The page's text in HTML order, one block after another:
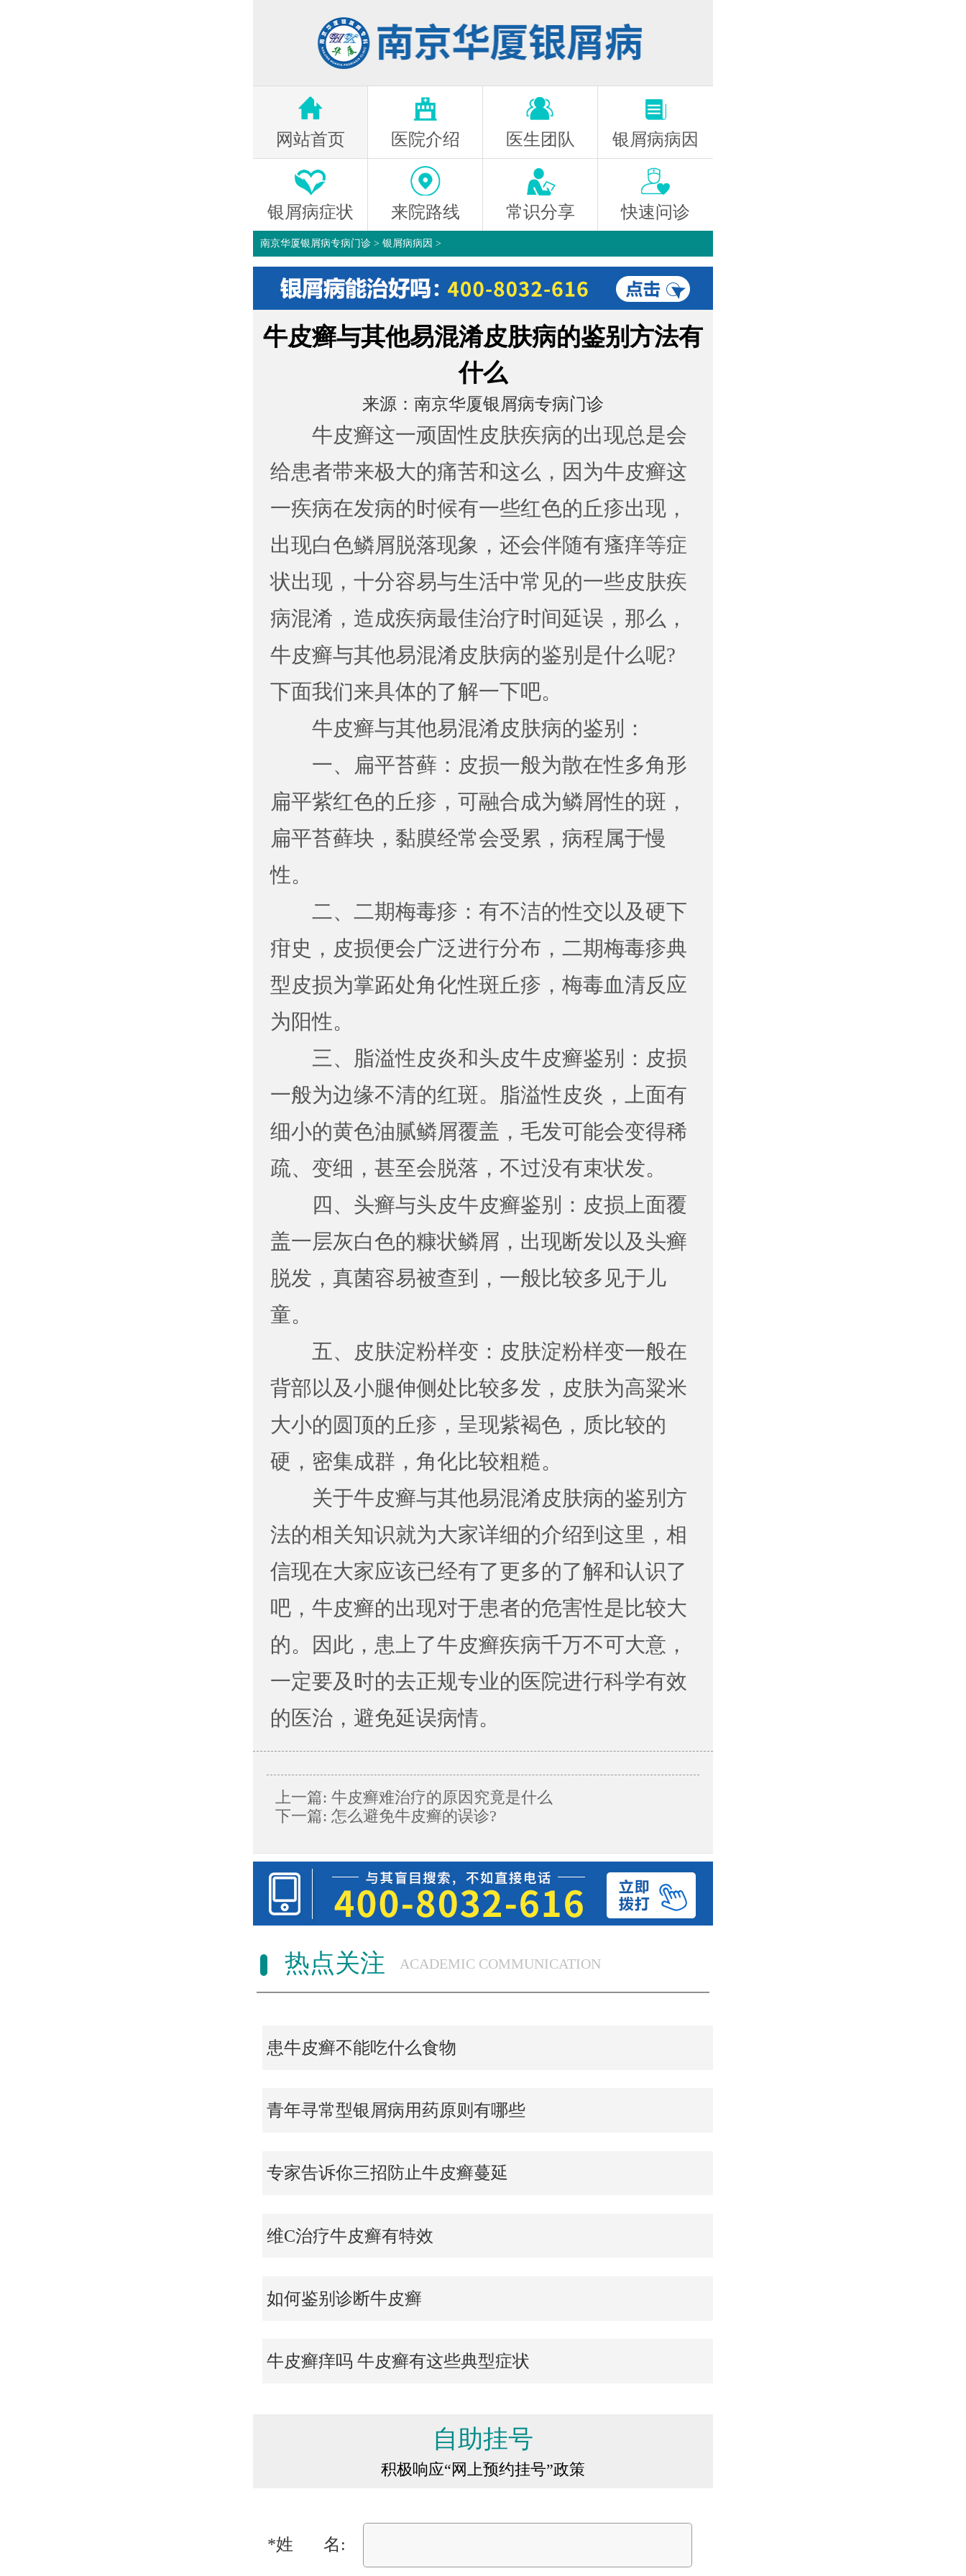
网站首页 医院介绍 医生团队 银屑病病因
银屑病症状 来院路线 常识分享 快速问诊
南京华厦银屑病专病门诊 > 银屑病病因 >
牛皮癣与其他易混淆皮肤病的鉴别方法有
什么
来源： 南京华厦银屑病专病门诊
牛皮癣这一顽固性皮肤疾病的出现总是会
给患者带来极大的痛苦和这么，因为牛皮癣这
一疾病在发病的时候有一些红色的丘疹出现，
出现白色鳞屑脱落现象，还会伴随有瘙痒等症
状出现，十分容易与生活中常见的一些皮肤疾
病混淆，造成疾病最佳治疗时间延误，那么，
牛皮癣与其他易混淆皮肤病的鉴别是什么呢?
下面我们来具体的了解一下吧。
牛皮癣与其他易混淆皮肤病的鉴别：
一、扁平苔藓：皮损一般为散在性多角形
扁平紫红色的丘疹，可融合成为鳞屑性的斑，
扁平苔藓块，黏膜经常会受累，病程属于慢
性。
二、二期梅毒疹：有不洁的性交以及硬下
疳史，皮损便会广泛进行分布，二期梅毒疹典
型皮损为掌跖处角化性斑丘疹，梅毒血清反应
为阳性。
三、脂溢性皮炎和头皮牛皮癣鉴别：皮损
一般为边缘不清的红斑。脂溢性皮炎，上面有
细小的黄色油腻鳞屑覆盖，毛发可能会变得稀
疏、变细，甚至会脱落，不过没有束状发。
四、头癣与头皮牛皮癣鉴别：皮损上面覆
盖一层灰白色的糠状鳞屑，出现断发以及头癣
脱发，真菌容易被查到，一般比较多见于儿
童。
五、皮肤淀粉样变：皮肤淀粉样变一般在
背部以及小腿伸侧处比较多发，皮肤为高粱米
大小的圆顶的丘疹，呈现紫褐色，质比较的
硬，密集成群，角化比较粗糙。
关于牛皮癣与其他易混淆皮肤病的鉴别方
法的相关知识就为大家详细的介绍到这里，相
信现在大家应该已经有了更多的了解和认识了
吧，牛皮癣的出现对于患者的危害性是比较大
的。因此，患上了牛皮癣疾病千万不可大意，
一定要及时的去正规专业的医院进行科学有效
的医治，避免延误病情。
上一篇: 牛皮癣难治疗的原因究竟是什么
下一篇: 怎么避免牛皮癣的误诊?
热点关注 ACADEMIC COMMUNICATION
患牛皮癣不能吃什么食物
青年寻常型银屑病用药原则有哪些
专家告诉你三招防止牛皮癣蔓延
维C治疗牛皮癣有特效
如何鉴别诊断牛皮癣
牛皮癣痒吗 牛皮癣有这些典型症状
自助挂号
积极响应“网上预约挂号”政策
*姓 名: